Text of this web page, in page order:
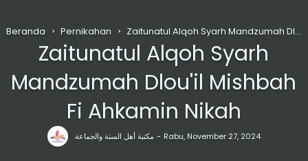
Beranda Pernikahan Zaitunatul Alqoh Syarh Mandzumah Dlou'il Mishbah Fi Ahkamin Nikah
مكتبة أهل السنة والجماعة Rabu, November 27, 2024
Zaitunatul Alqoh Syarh
Mandzumah Dlou'il Mishbah
Fi Ahkamin Nikah